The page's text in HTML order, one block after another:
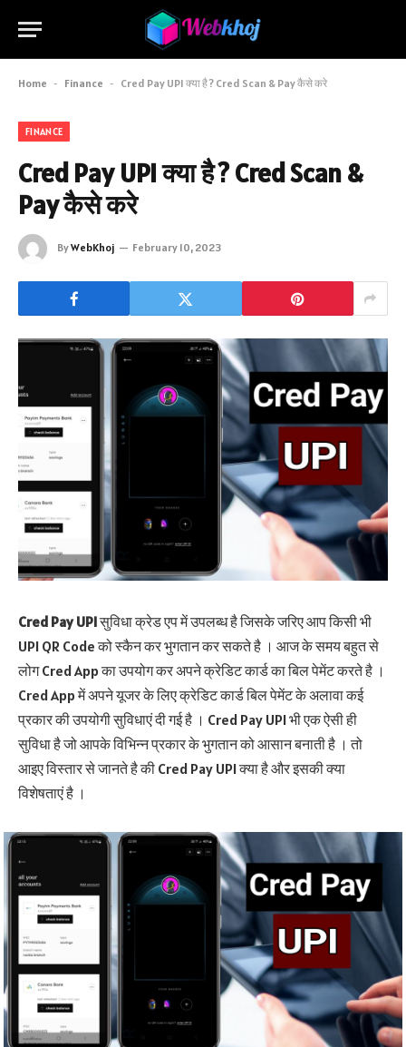
Home - Finance - Cred Pay UPI क्या है ? Cred Scan & Pay कैसे करे
FINANCE
Cred Pay UPI क्या है ? Cred Scan &
Pay कैसे करे
ByWebKhoj February 10, 2023
Cred Pay UPIसुविधा क्रेड एप में उपलब्ध है जिसके जरिए आप किसी भी
UPI QR Code को स्कैन कर भुगतान कर सकते है । आज के समय बहुत से
लोग Cred App का उपयोग कर अपने क्रेडिट कार्ड का बिल पेमेंट करते है ।
Cred App में अपने यूजर के लिए क्रेडिट कार्ड बिल पेमेंट के अलावा कई
प्रकार की उपयोगी सुविधाएं दी गई है । Cred Pay UPI भी एक ऐसी ही
सुविधा है जो आपके विभिन्न प्रकार के भुगतान को आसान बनाती है । तो
आइए विस्तार से जानते है की Cred Pay UPI क्या है और इसकी क्या
विशेषताएं है ।